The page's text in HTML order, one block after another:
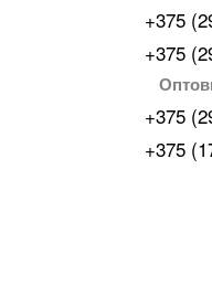
+375
+375
+375
+375